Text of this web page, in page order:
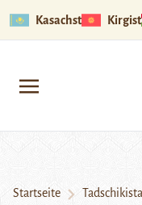
Kasachstan
Startseite